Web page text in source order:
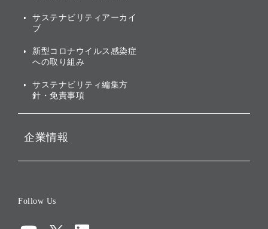
株主・投資家情報（IR）に
ガバナンス
投資先のサステナビリティ
サステナビリティアーカイ
ブ
新型コロナウイルス感染症
への取り組み
サステナビリティ編集方
針・免責事項
企業情報
Follow Us